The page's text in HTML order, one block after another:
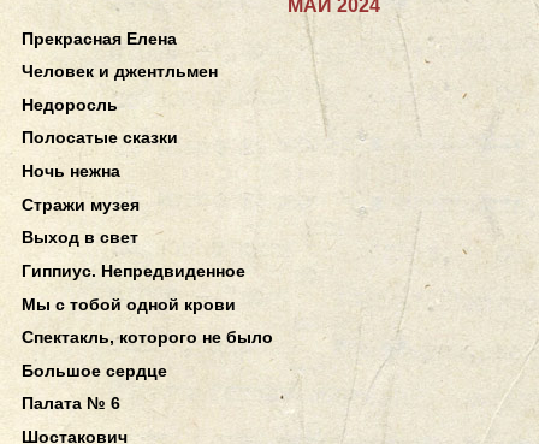
МАЙ 2024
Прекрасная Елена
Человек и джентльмен
Недоросль
Полосатые сказки
Ночь нежна
Стражи музея
Выход в свет
Гиппиус. Непредвиденное
Мы с тобой одной крови
Спектакль, которого не было
Большое сердце
Палата № 6
Шостакович